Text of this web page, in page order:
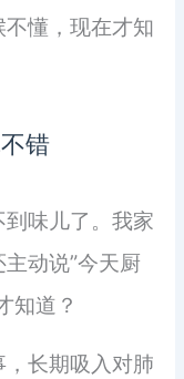
懂，现在才知
错
味儿了。我家
动说”今天厨
知道？
长期吸入对肺